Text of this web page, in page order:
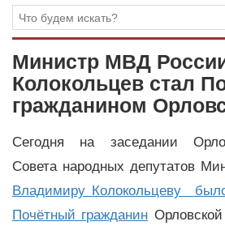
Министр МВД
Колокольцев стал
гражданином
Сегодня на заседании
Совета народных депутатов
Владимиру Колокольцеву
Почётный гражданин